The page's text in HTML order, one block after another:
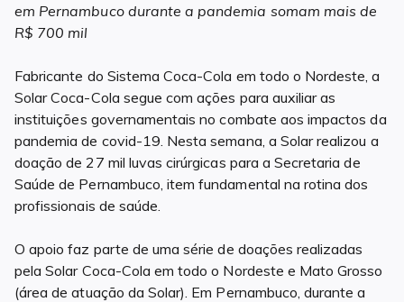
em Pernambuco durante a pandemia somam mais de
R$ 700 mil
Fabricante do Sistema Coca-Cola em todo o Nordeste, a
Solar Coca-Cola segue com ações para auxiliar as
instituições governamentais no combate aos impactos da
pandemia de covid-19. Nesta semana, a Solar realizou a
doação de 27 mil luvas cirúrgicas para a Secretaria de
Saúde de Pernambuco, item fundamental na rotina dos
profissionais de saúde.
O apoio faz parte de uma série de doações realizadas
pela Solar Coca-Cola em todo o Nordeste e Mato Grosso
(área de atuação da Solar). Em Pernambuco, durante a